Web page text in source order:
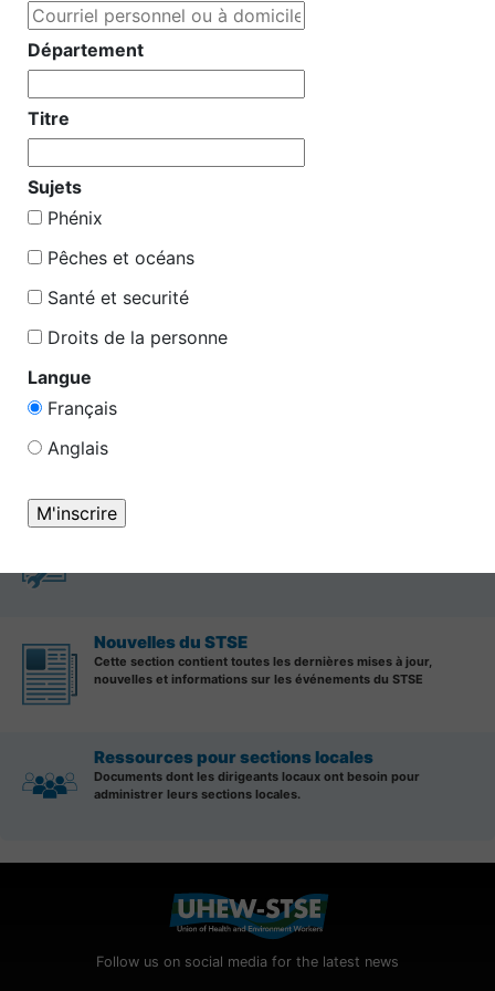
Hommage à nos membres : Journée nationale de deuil
intervenant(e)s et membres du STSE
Compte rendu CCSP
ont pour objectif de fournir un forum d'échange d'informations
entre la direction et les agents.
Contactez le STSE
questions, commentaires ou inquiétudes concernant le STSE.
Documents et outils
Nouvelles du STSE
Cette section contient toutes les dernières mises à jour,
nouvelles et informations sur les événements du STSE
Ressources pour sections locales
Documents dont les dirigeants locaux ont besoin pour
administrer leurs sections locales.
Follow us on social media for the latest news
Département
Titre
Sujets
Phénix
Pêches et océans
Santé et securité
Droits de la personne
Langue
Français
Anglais